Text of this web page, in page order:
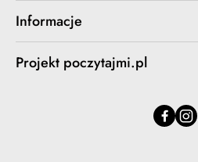
Informacje
Projekt poczytajmi.pl